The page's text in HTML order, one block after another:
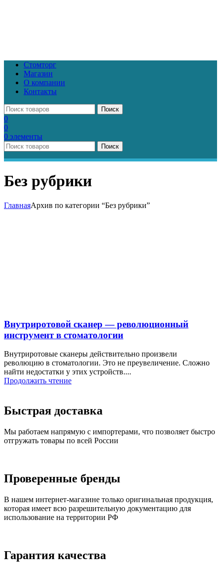
Стомторг
Магазин
О компании
Контакты
Поиск
0
0
0 элементы
Поиск
Без рубрики
ГлавнаяАрхив по категории “Без рубрики”
Внутриротовой сканер — революционный
инструмент в стоматологии
Внутриротовые сканеры действительно произвели
революцию в стоматологии. Это не преувеличение. Сложно
найти недостатки у этих устройств....
Продолжить чтение
Быстрая доставка
Мы работаем напрямую с импортерами, что позволяет быстро
отгружать товары по всей России
Проверенные бренды
В нашем интернет-магазине только оригинальная продукция,
которая имеет всю разрешительную документацию для
использование на территории РФ
Гарантия качества